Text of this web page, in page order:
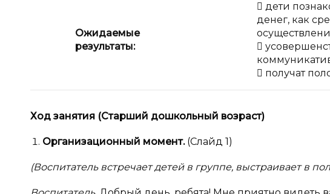
Ожидаемые
результаты:
 дети
денег, как

 получат
Ход занятия (Старший дошкольный возраст)
Организационный момент. (Слайд 1)
(Воспитатель встречает детей в группе, выстраивает в